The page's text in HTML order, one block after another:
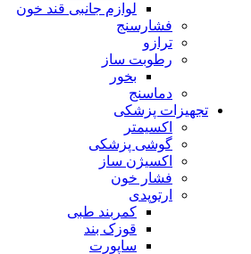
لوازم جانبی قند خون
فشارسنج
ترازو
رطوبت ساز
بخور
دماسنج
تجهیزات پزشکی
اکسیمتر
گوشی پزشکی
اکسیژن ساز
فشار خون
ارتوپدی
کمربند طبی
قوزک بند
ساپورت